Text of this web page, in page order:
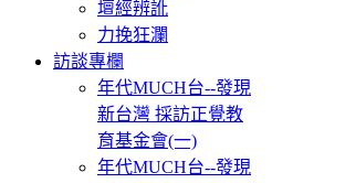
壇經辨訛
力挽狂瀾
訪談專欄
年代MUCH台--發現
新台灣 採訪正覺教
育基金會(一)
年代MUCH台--發現